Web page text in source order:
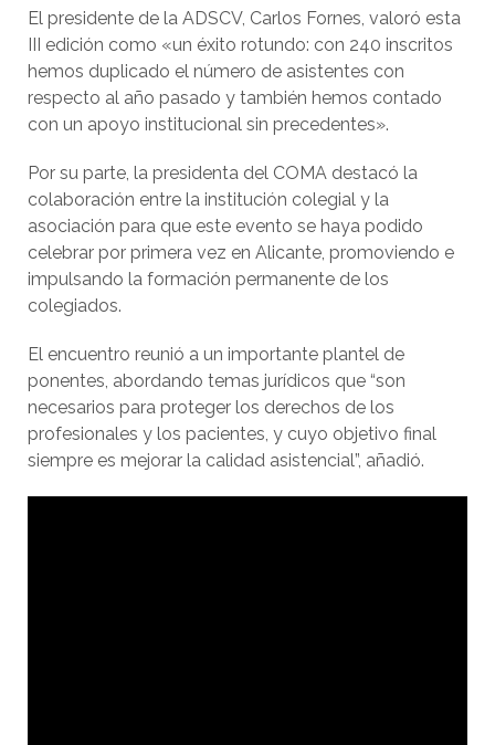
El presidente de la ADSCV, Carlos Fornes, valoró esta
III edición como «un éxito rotundo: con 240 inscritos
hemos duplicado el número de asistentes con
respecto al año pasado y también hemos contado
con un apoyo institucional sin precedentes».
Por su parte, la presidenta del COMA destacó la
colaboración entre la institución colegial y la
asociación para que este evento se haya podido
celebrar por primera vez en Alicante, promoviendo e
impulsando la formación permanente de los
colegiados.
El encuentro reunió a un importante plantel de
ponentes, abordando temas jurídicos que “son
necesarios para proteger los derechos de los
profesionales y los pacientes, y cuyo objetivo final
siempre es mejorar la calidad asistencial”, añadió.